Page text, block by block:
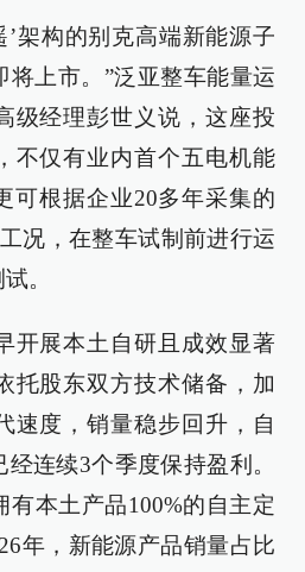
’架构的别克高端新能源子
将上市。”泛亚整车能量运
级经理彭世义说，这座投
不仅有业内首个五电机能
可根据企业20多年采集的
况，在整车试制前进行运
。
开展本土自研且成效显著
托股东双方技术储备，加
速度，销量稳步回升，自
连续3个季度保持盈利。
本土产品100%的自主定
年，新能源产品销量占比